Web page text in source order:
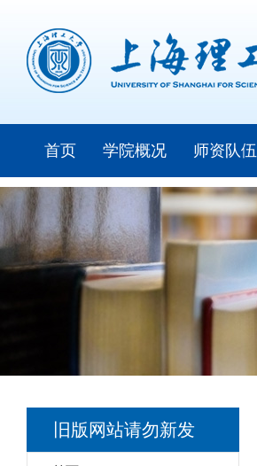
首页 学院概况 师资队伍
旧版网站请勿新发